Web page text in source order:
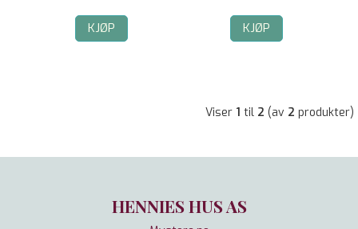
KJØP KJØP
Viser 1 til 2 (av 2 produkter)
HENNIES HUS AS